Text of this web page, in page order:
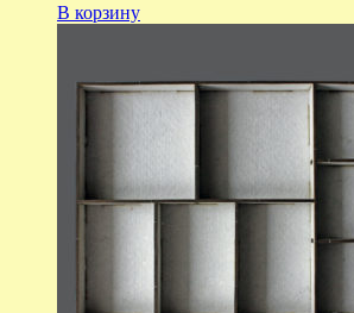
В корзину